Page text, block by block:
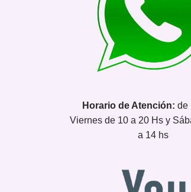
Horario de Atención: de
Viernes de 10 a 20 Hs y
a 14 hs